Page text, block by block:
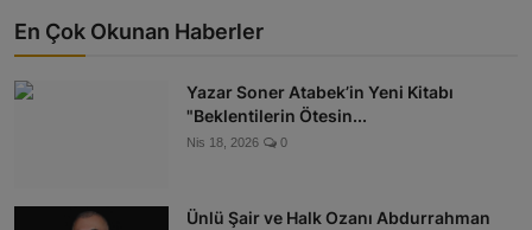
En Çok Okunan Haberler
Yazar Soner Atabek’in Yeni Kitabı
"Beklentilerin Ötesin...
Nis 18, 2026 0
Ünlü Şair ve Halk Ozanı Abdurrahman